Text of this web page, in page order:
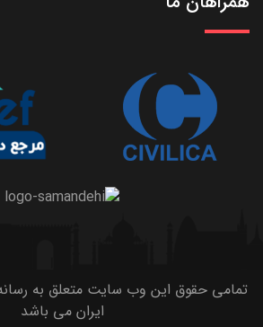
تمامی حقوق این وب سایت متعلق به رسانه
ایران می باشد